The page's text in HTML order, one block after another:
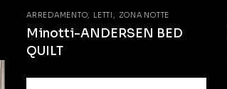
ARREDAMENTO LETTI ZONA NOTTE
Minotti-ANDERSEN BED
QUILT